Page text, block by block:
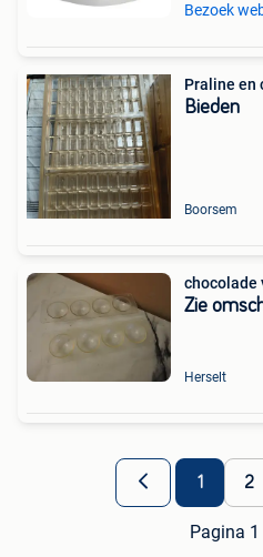
Bezoek
Bieden
Boorsem
chocolade
Zie
Herselt
1 2
Pagina